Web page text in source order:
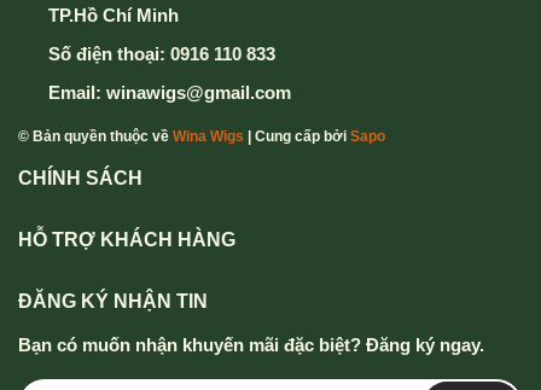
TP.Hồ Chí Minh
Số điện thoại: 0916 110 833
Email: winawigs@gmail.com
© Bản quyền thuộc về Wina Wigs | Cung cấp bởi Sapo
CHÍNH SÁCH
HỖ TRỢ KHÁCH HÀNG
ĐĂNG KÝ NHẬN TIN
Bạn có muốn nhận khuyến mãi đặc biệt? Đăng ký ngay.